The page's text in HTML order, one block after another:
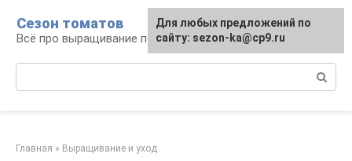
контенту
Сезон томатов
Всё про выращивание помидоров
Главная » Выращивание и уход
Для любых предложений по
сайту: sezon-ka@cp9.ru